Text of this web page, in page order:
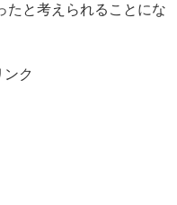
たと考えられることにな
ンク